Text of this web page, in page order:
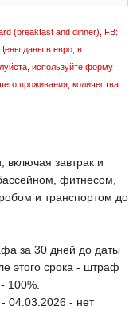
(breakfast and dinner), FB:
даны в евро, в
используйте форму
проживания, количества
включая завтрак и
фитнесом,
и транспортом до
за 30 дней до даты
этого срока - штраф
100%.
04.03.2026 - нет